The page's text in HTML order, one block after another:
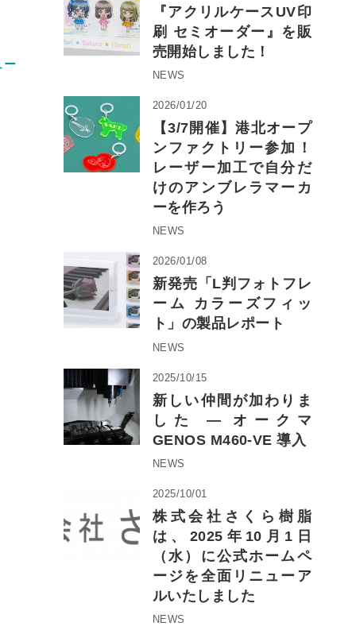
ー
『アクリルケースUV印
刷 セミオーダー』を販
売開始しました！
NEWS
2026/01/20
【3/7開催】港北オープ
ンファクトリー参加！
レーザー加工で自分だ
けのアンブレラマーカ
ーを作ろう
NEWS
2026/01/08
新発売「L判フォトフレ
ーム カラーズフィッ
ト」の製品レポート
NEWS
2025/10/15
新しい仲間が加わりま
した ― オークマ
GENOS M460-VE 導入
NEWS
2025/10/01
株式会社さくら樹脂
は、2025年10月1日
（水）に公式ホームペ
ージを全面リニューア
ルいたしました
NEWS